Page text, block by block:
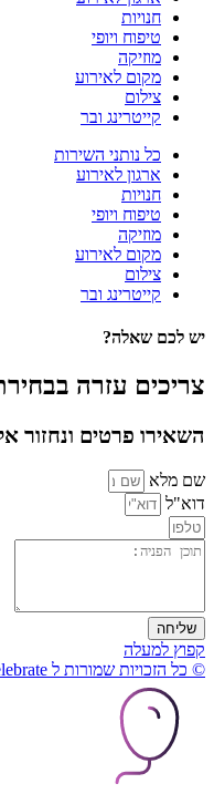
חנויות
טיפוח ויופי
מוזיקה
מקום לאירוע
צילום
קייטרינג ובר
כל נותני השירות
ארגון לאירוע
חנויות
טיפוח ויופי
מוזיקה
מקום לאירוע
צילום
קייטרינג ובר
יש לכם שאלה?
צריכים עזרה
השאירו פרטים ונחזור
שם מלא
דוא"ל
שליחה
קפוץ למעלה
© כל הזכויות שמורות ל Celebrate